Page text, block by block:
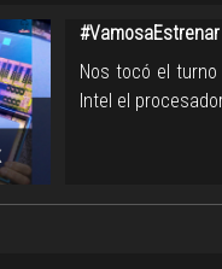
Nos tocó el
Intel el